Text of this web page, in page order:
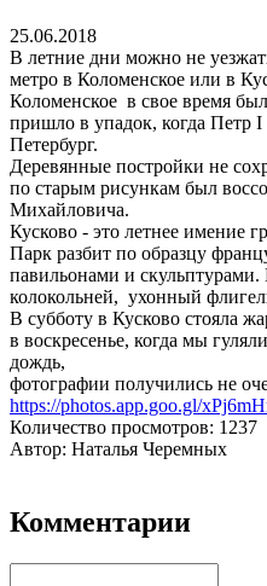
25.06.2018
В летние дни можно не
метро в Коломенское или в
Коломенское в свое время
пришло в упадок, когда Петр
Петербург.
Деревянные постройки не
по старым рисункам был
Михайловича.
Кусково - это летнее имение
Парк разбит по образцу
павильонами и
колокольней, ухонный
В субботу в Кусково стояла
в воскресенье, когда мы
дождь,
фотографии получились не
https://photos.app.goo.gl/
Количество просмотров: 1237
Автор: Наталья Черемных
Комментарии